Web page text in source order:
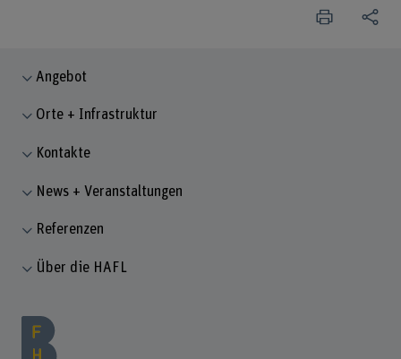
Angebot
Orte + Infrastruktur
Kontakte
News + Veranstaltungen
Referenzen
Über die HAFL